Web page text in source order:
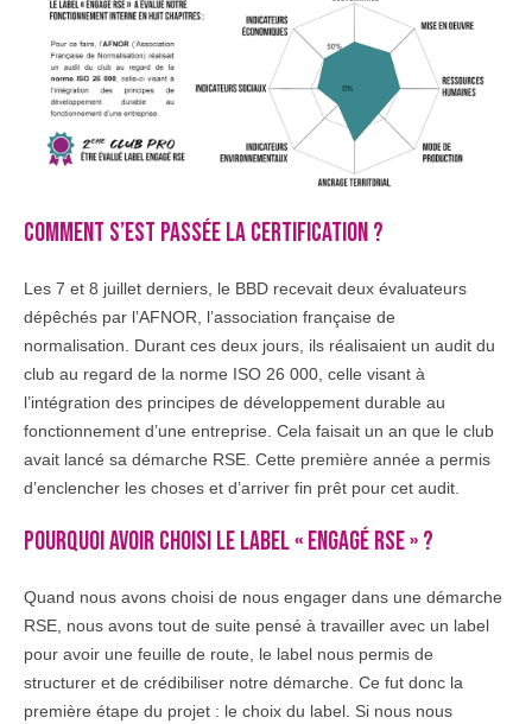
COMMENT S’EST PASSÉE LA CERTIFICATION ?
Les 7 et 8 juillet derniers, le BBD recevait deux évaluateurs
dépêchés par l’AFNOR, l’association française de
normalisation. Durant ces deux jours, ils réalisaient un audit du
club au regard de la norme ISO 26 000, celle visant à
l’intégration des principes de développement durable au
fonctionnement d’une entreprise. Cela faisait un an que le club
avait lancé sa démarche RSE. Cette première année a permis
d’enclencher les choses et d’arriver fin prêt pour cet audit.
POURQUOI AVOIR CHOISI LE LABEL « ENGAGÉ RSE » ?
Quand nous avons choisi de nous engager dans une démarche
RSE, nous avons tout de suite pensé à travailler avec un label
pour avoir une feuille de route, le label nous permis de
structurer et de crédibiliser notre démarche. Ce fut donc la
première étape du projet : le choix du label. Si nous nous